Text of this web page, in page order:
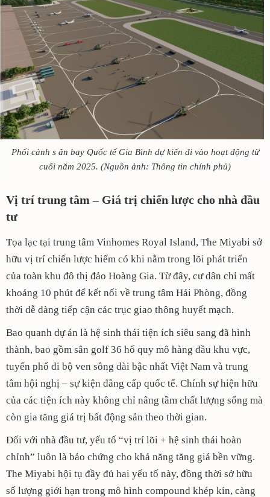
Phối cảnh s ân bay Quốc tế Gia Bình dự kiến đi vào hoạt động từ
cuối năm 2025. (Nguồn ảnh: Thông tin chính phủ)
Vị trí trung tâm – Giá trị chiến lược cho nhà đầu
tư
Tọa lạc tại trung tâm Vinhomes Royal Island, The Miyabi sở
hữu vị trí chiến lược hiếm có khi nằm trong lõi phát triển
của toàn khu đô thị đảo Hoàng Gia. Từ đây, cư dân chỉ mất
khoảng 10 phút để kết nối về trung tâm Hải Phòng, đồng
thời dễ dàng tiếp cận các trục giao thông huyết mạch.
Bao quanh dự án là hệ sinh thái tiện ích siêu sang đã hình
thành, bao gồm sân golf 36 hố quy mô hàng đầu khu vực,
tuyến phố đi bộ ven sông dài bậc nhất Việt Nam và trung
tâm hội nghị – sự kiện đẳng cấp quốc tế. Chính sự hiện hữu
của các tiện ích này không chỉ nâng tầm chất lượng sống mà
còn gia tăng giá trị bất động sản theo thời gian.
Đối với nhà đầu tư, yếu tố “vị trí lõi + hệ sinh thái hoàn
chỉnh” luôn là bảo chứng cho khả năng tăng giá bền vững.
The Miyabi hội tụ đầy đủ hai yếu tố này, đồng thời sở hữu
số lượng giới hạn trong mô hình compound khép kín, càng